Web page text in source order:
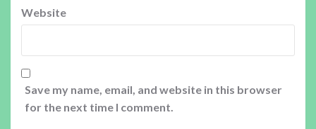
Website
Save my name, email, and website in this browser
for the next time I comment.